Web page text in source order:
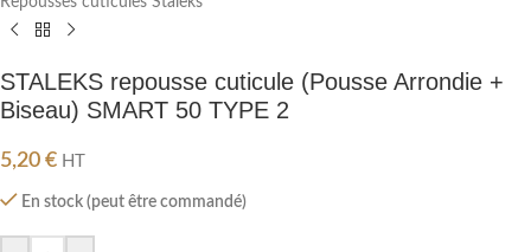
STALEKS repousse cuticule (Pousse Arrondie +
Biseau) SMART 50 TYPE 2
5,20 € HT
En stock (peut être commandé)